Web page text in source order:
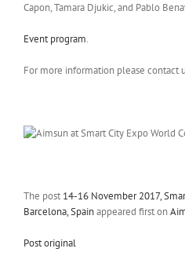
Capon, Tamara Djukic, and Pablo
Event program.
For more information please contact
The post 14-16 November 2017,
Barcelona, Spainappeared first on
Post original